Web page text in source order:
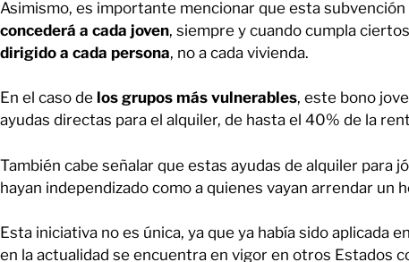
Asimismo, es importante mencionar que esta
concederá a cada joven, siempre y cuando cumpla
dirigido a cada persona, no a cada vivienda.
En el caso de los grupos más vulnerables, este bono
ayudas directas para el alquiler, de hasta el 40% de la
También cabe señalar que estas ayudas de alquiler para
hayan independizado como a quienes vayan arrendar un
Esta iniciativa no es única, ya que ya había sido aplicada
en la actualidad se encuentra en vigor en otros Estados